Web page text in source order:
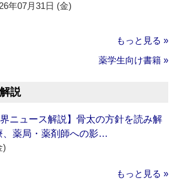
年07月31日 (金)
もっと見る »
薬学生向け書籍 »
説
界ニュース解説】骨太の方針を読み解
、薬局・薬剤師への影…
)
もっと見る »